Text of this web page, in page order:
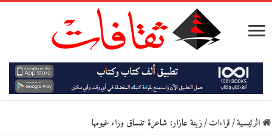
الرئيسية/قراءات/زينة عازار: شاعرة تنساق وراء غيومها